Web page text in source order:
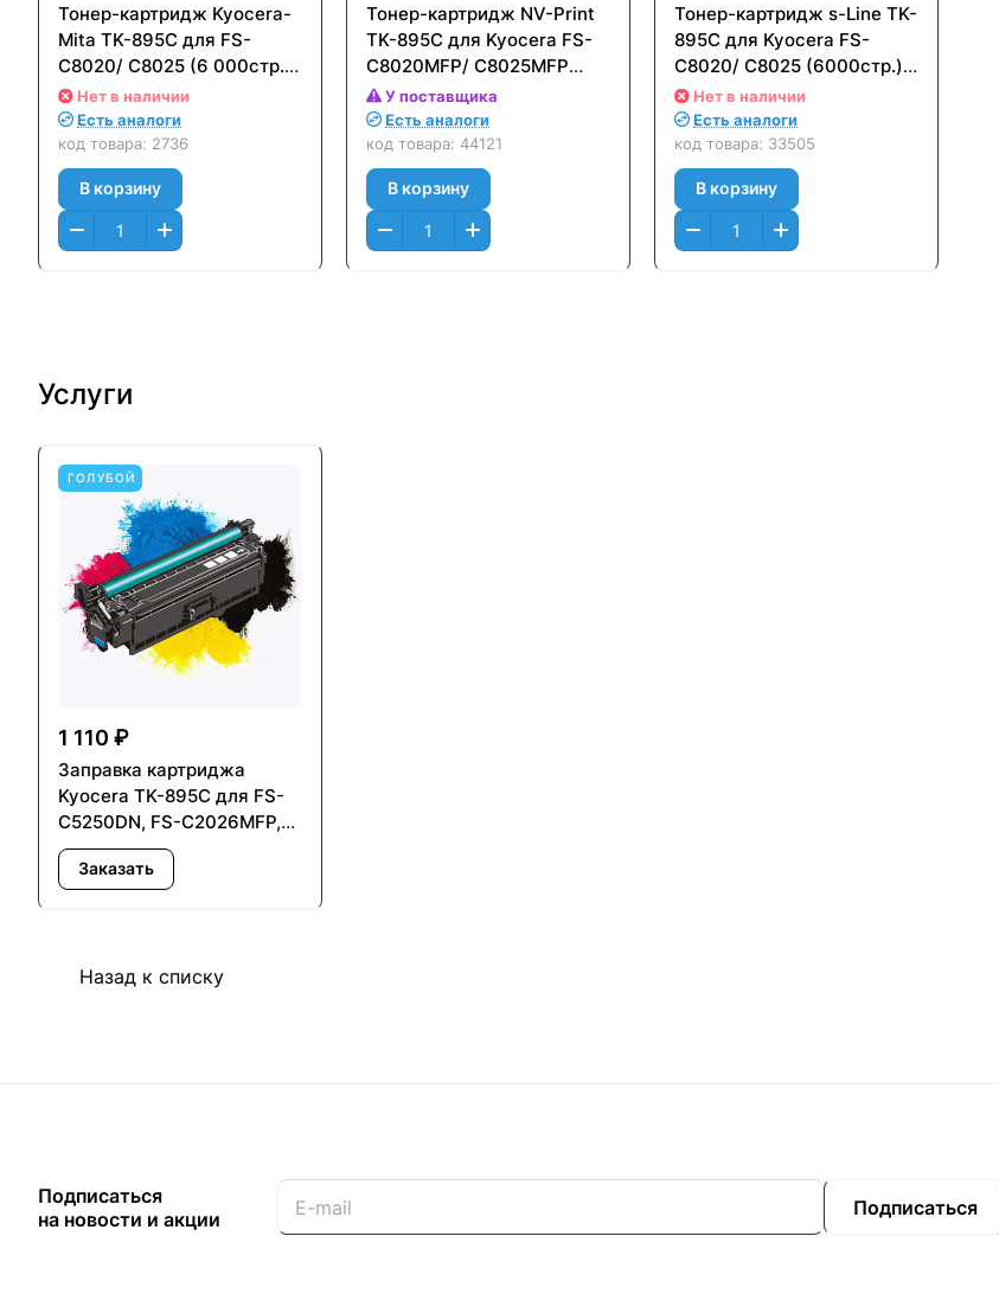
Тонер-картридж Kyocera-
Mita TK-895C для FS-
C8020/ C8025 (6 000стр.)
Голубой (Cyan)
Оригинальный
Нет в наличии
Есть аналоги
код товара: 2736
В корзину
Тонер-картридж NV-Print
TK-895C для Kyocera FS-
C8020MFP/ C8025MFP
(6000стр.) Голубой (Cyan)
У поставщика
Есть аналоги
код товара: 44121
В корзину
Тонер-картридж s-Line TK-
895C для Kyocera FS-
C8020/ C8025 (6000стр.)
Голубой (Cyan) - с чипом
Нет в наличии
Есть аналоги
код товара: 33505
В корзину
Услуги
ГОЛУБОЙ
1 110 ₽
Заправка картриджа
Kyocera TK-895C для FS-
C5250DN, FS-C2026MFP,
FS-C2126MFP, FS-
C2526MFP, FS-C2626MFP,
Заказать
Назад к списку
Подписаться
на новости и акции
Подписаться